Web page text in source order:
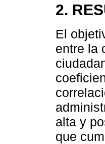
2.
El
entre la
alta y
que